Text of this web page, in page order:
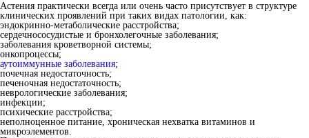
Астения практически всегда или очень часто присутствует в структуре
клинических проявлений при таких видах патологии, как:
эндокринно-метаболические расстройства;
сердечнососудистые и бронхолегочные заболевания;
заболевания кроветворной системы;
онкопроцессы;
аутоиммунные заболевания;
почечная недостаточность;
печеночная недостаточность;
неврологические заболевания;
инфекции;
психические расстройства;
неполноценное питание, хроническая нехватка витаминов и
микроэлементов.